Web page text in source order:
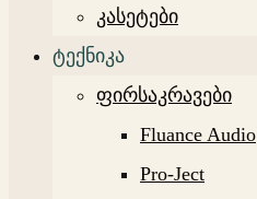
კასეტები
ტექნიკა
ფირსაკრავები
Fluance Audio
Pro-Ject